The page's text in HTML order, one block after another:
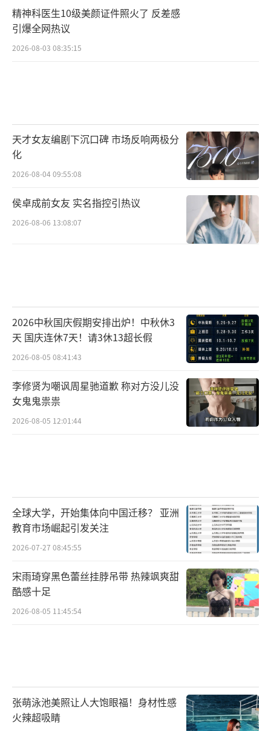
精神科医生10级美颜证件照火了 反差感
引爆全网热议
2026-08-03 08:35:15
天才女友编剧下沉口碑 市场反响两极分
化
2026-08-04 09:55:08
侯卓成前女友 实名指控引热议
2026-08-06 13:08:07
2026中秋国庆假期安排出炉！中秋休3
天 国庆连休7天！请3休13超长假
2026-08-05 08:41:43
李修贤为嘲讽周星驰道歉 称对方没儿没
女鬼鬼祟祟
2026-08-05 12:01:44
全球大学，开始集体向中国迁移？ 亚洲
教育市场崛起引发关注
2026-07-27 08:45:55
宋雨琦穿黑色蕾丝挂脖吊带 热辣飒爽甜
酷感十足
2026-08-05 11:45:54
张萌泳池美照让人大饱眼福！身材性感
火辣超吸睛